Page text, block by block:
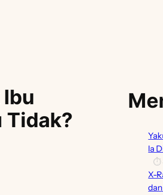
Tidak?
Ia
⏱️
X-